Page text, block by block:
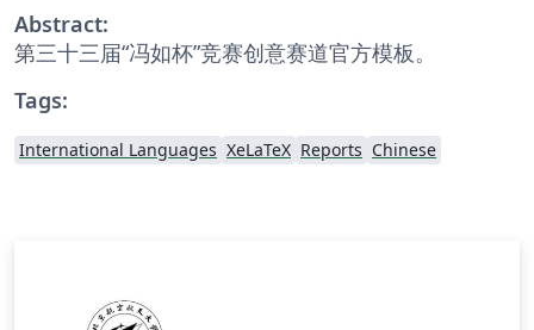
Abstract:
第三十三届“冯如杯”竞赛创意赛道官方模板。
Tags:
International Languages XeLaTeX Reports Chinese